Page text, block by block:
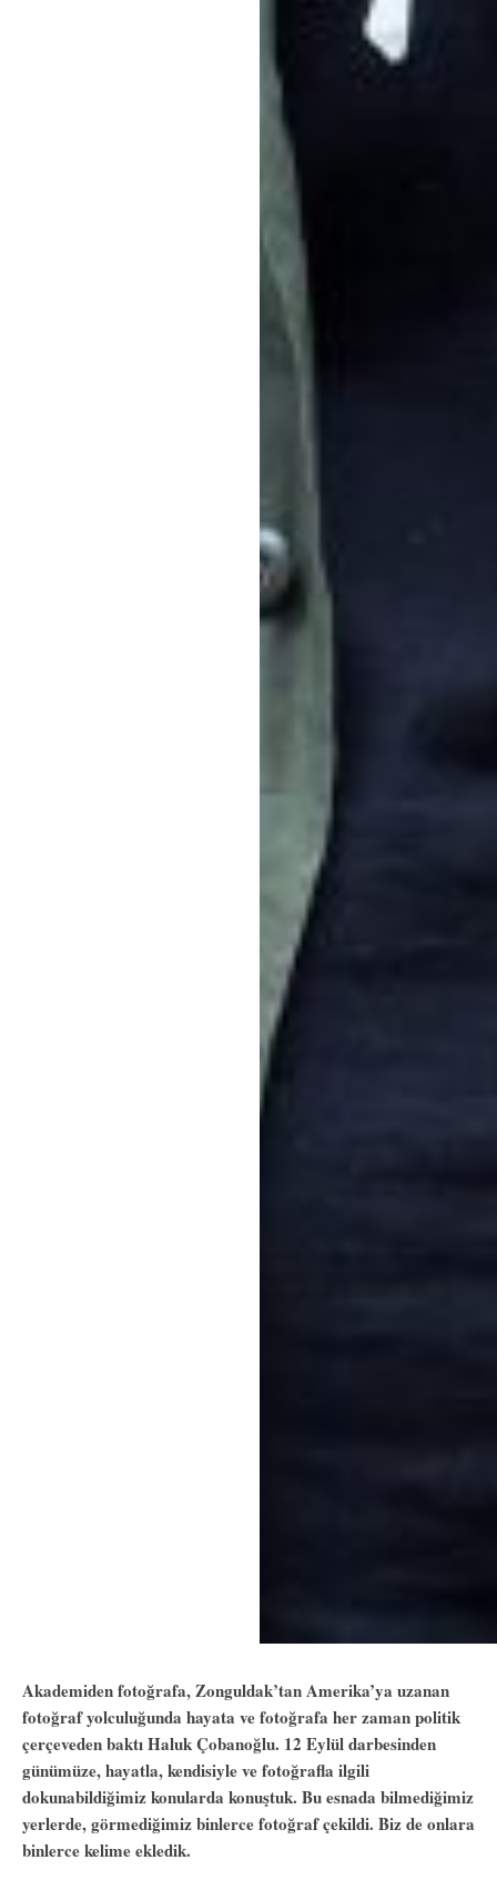
Akademiden fotoğrafa, Zonguldak’tan Amerika’ya uzanan
fotoğraf yolculuğunda hayata ve fotoğrafa her zaman politik
çerçeveden baktı Haluk Çobanoğlu. 12 Eylül darbesinden
günümüze, hayatla, kendisiyle ve fotoğrafla ilgili
dokunabildiğimiz konularda konuştuk. Bu esnada bilmediğimiz
yerlerde, görmediğimiz binlerce fotoğraf çekildi. Biz de onlara
binlerce kelime ekledik.